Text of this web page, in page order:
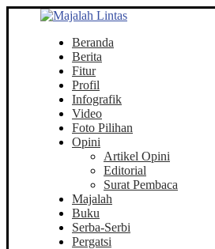
Beranda
Berita
Fitur
Profil
Infografik
Video
Foto Pilihan
Opini
Artikel Opini
Editorial
Surat Pembaca
Majalah
Buku
Serba-Serbi
Pergatsi